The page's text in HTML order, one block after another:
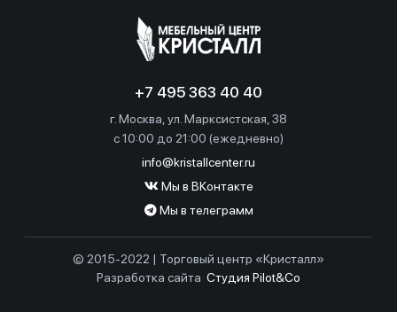
+7 495 363 40 40
г. Москва, ул. Марксистская, 38
c 10:00 до 21:00 (ежедневно)
info@kristallcenter.ru
Мы в ВКонтакте
Мы в телеграмм
© 2015-2022 | Торговый центр «Кристалл»
Разработка сайта Студия Pilot&Co